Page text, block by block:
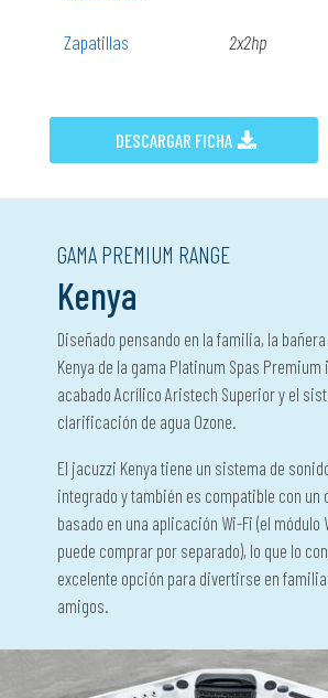
Zapatillas 2x2hp
DESCARGAR FICHA
GAMA PREMIUM RANGE
Kenya
Diseñado pensando en la familia, la
Kenya de la gama Platinum Spas Premium
acabado Acrílico Aristech Superior y el
clarificación de agua Ozone.
El jacuzzi Kenya tiene un sistema de
integrado y también es compatible con un
basado en una aplicación Wi-Fi (el módulo
puede comprar por separado), lo que lo
excelente opción para divertirse en
amigos.